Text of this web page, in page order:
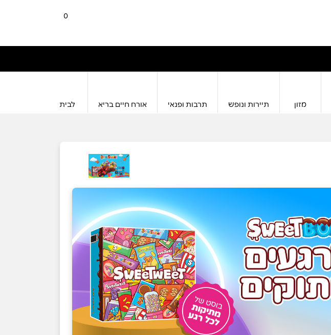
0
מזון תיירות ונופש תרבות ופנאי אורח חיים בריא לבית